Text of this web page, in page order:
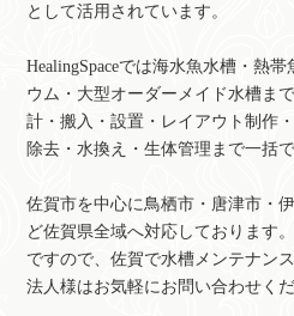
として活用されています。
HealingSpaceでは海水魚水槽・熱
ウム・大型オーダーメイド水槽ま
計・搬入・設置・レイアウト制作
除去・水換え・生体管理まで一括
佐賀市を中心に鳥栖市・唐津市・
ど佐賀県全域へ対応しております
ですので、佐賀で水槽メンテナン
法人様はお気軽にお問い合わせくだ